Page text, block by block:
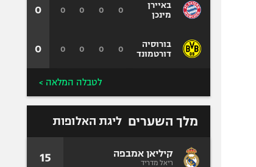
באיירן
מינכן
בורוסיה
דורטמונד
0
0
0
0
0
0
0
0
0
0
לטבלה המלאה >
מלך השערים ליגת האלופות
קיליאן אמבפה
ריאל מדריד 15